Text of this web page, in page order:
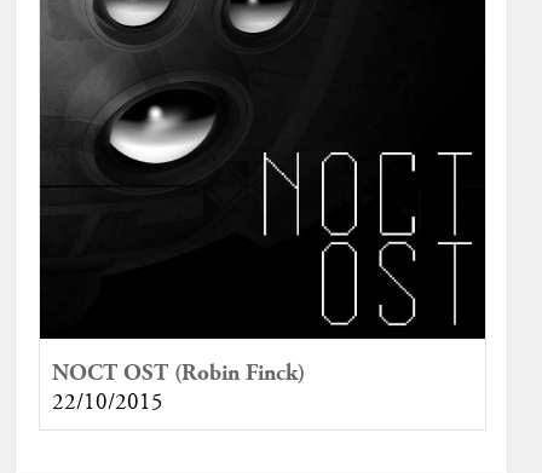
NOCT OST (Robin Finck)
22/10/2015